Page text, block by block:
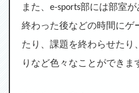
また、e-sports部には部室
終わった後などの時間にゲ
たり、課題を終わらせたり
りなど色々なことができま